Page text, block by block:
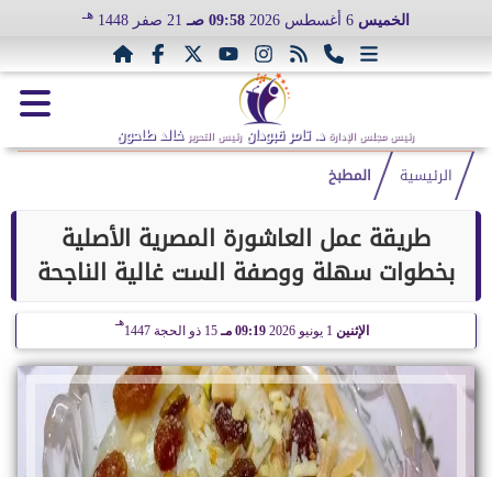
الخميس 09:58 صـ 21 صفر 1448 هـ
رئيس مجلس الإدارة د. تامر قبودان رئيس التحرير خالد طاحون
الرئيسية المطبخ
طريقة عمل العاشورة المصرية الأصلية
بخطوات سهلة ووصفة الست غالية الناجحة
الإثنين 09:19 مـ 15 ذو الحجة 1447
هـ